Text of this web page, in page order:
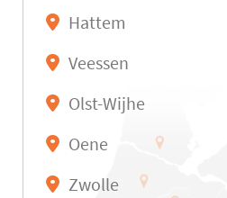
Hattem
Veessen
Olst-Wijhe
Oene
Zwolle